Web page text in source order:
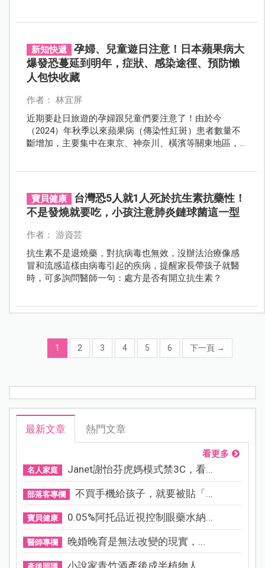
新知快遞
孕婦、兒童遊日注意！日本蘋果病大
爆發恐蔓延到明年，症狀、感染途徑、預防懶
人包快收藏
作者： 林宜屏
近期要赴日旅遊的孕婦跟兒童們要注意了！由於今
（2024）年秋季以來蘋果病（傳染性紅斑）患者數量不
斷增加，主要集中在東京、神奈川、橫濱等關東地區，
寶貝健康
台灣恐5人就1人死於抗生素抗藥性！
不是發燒就要吃，小孩注意肺炎鏈球菌這一型
作者： 游資芸
抗生素不是退燒藥，對抗病毒也無效，沒辦法治療像感
冒和流感這樣由病毒引起的疾病，提醒家長帶孩子就醫
時，可多詢問醫師一句：處方是否有開立抗生素？
1 2 3 4 5 6 下一頁 →
最新文章 熱門文章
看更多
名人家庭 Janet謝怡芬虎媽模式禁3C，看...
部落客專欄 不買手機給孩子，就要被貼「...
寶貝健康 0.05%阿托品近視控制眼藥水納...
醫師專欄 晚婚晚育是無法改變的現實，...
小說家青竹酒產後成半植物人...